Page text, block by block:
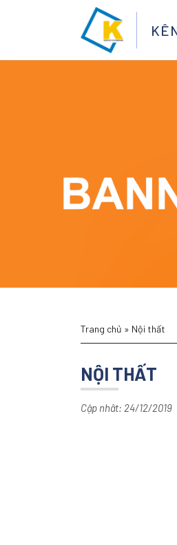
Trang chủ » Nội thất
NỘI THẤT
Cập nhât: 24/12/2019